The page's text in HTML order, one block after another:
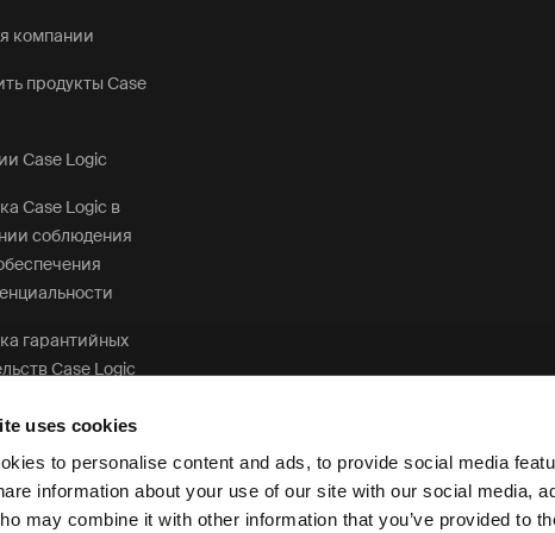
uses cookies
to personalise content and ads, to provide social media
information about your use of our site with our social media,
may combine it with other information that you’ve provided to
компании
продукты Case
Case Logic
Case Logic в
соблюдения
гарантийных
Case Logic
в отношении соблюдения прав и обеспечения конфиденциальности